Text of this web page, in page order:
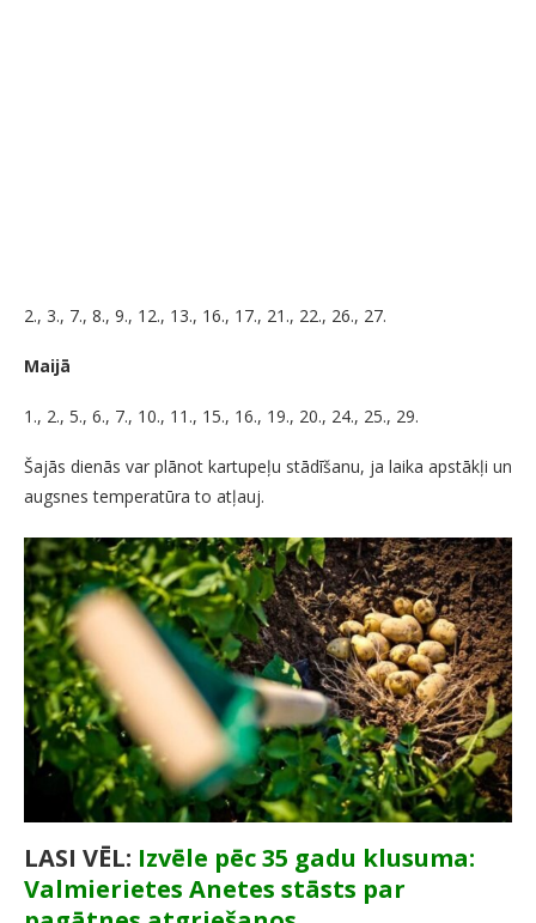
2., 3., 7., 8., 9., 12., 13., 16., 17., 21., 22., 26., 27.
Maijā
1., 2., 5., 6., 7., 10., 11., 15., 16., 19., 20., 24., 25., 29.
Šajās dienās var plānot kartupeļu stādīšanu, ja laika apstākļi un
augsnes temperatūra to atļauj.
LASI VĒL: Izvēle pēc 35 gadu klusuma:
Valmierietes Anetes stāsts par